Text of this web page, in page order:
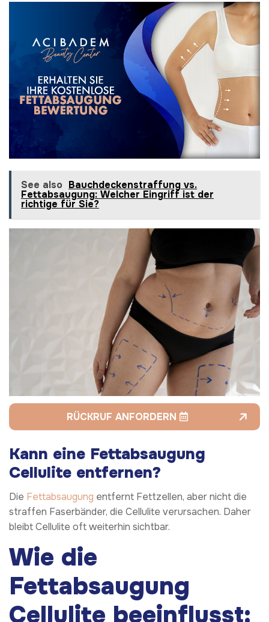
See also Bauchdeckenstraffung vs.
Fettabsaugung: Welcher Eingriff ist der
richtige für Sie?
RÜCKRUF ANFORDERN
Kann eine Fettabsaugung
Cellulite entfernen?
Die Fettabsaugung entfernt Fettzellen, aber nicht die
straffen Faserbänder, die Cellulite verursachen. Daher
bleibt Cellulite oft weiterhin sichtbar.
Wie die
Fettabsaugung
Cellulite beeinflusst: